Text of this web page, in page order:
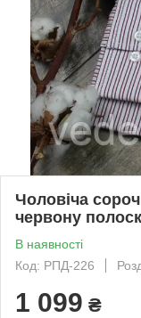
Чоловіча
червону
В наявності
Код: РПД-226
1 099 ₴